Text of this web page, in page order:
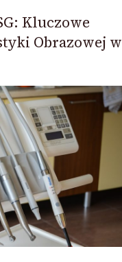
Kluczowe
Obrazowej w